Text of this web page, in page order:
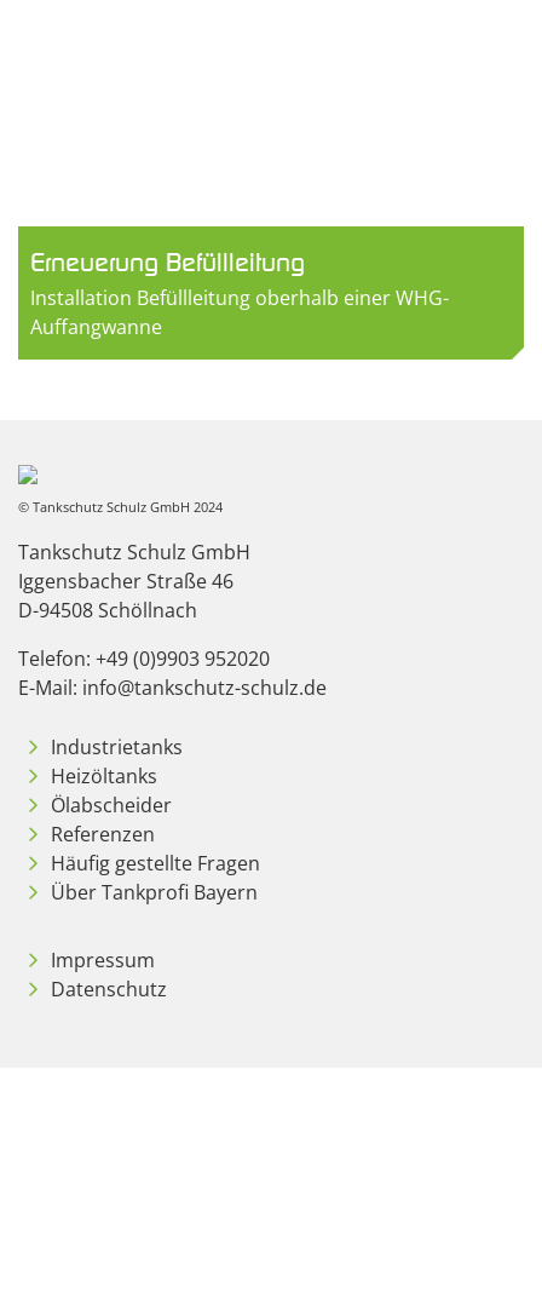
Erneuerung Befüllleitung
Installation Befüllleitung oberhalb einer WHG-
Auffangwanne
© Tankschutz Schulz GmbH 2024
Tankschutz Schulz GmbH
Iggensbacher Straße 46
D-94508 Schöllnach
Telefon: +49 (0)9903 952020
E-Mail: info@tankschutz-schulz.de
Industrietanks
Heizöltanks
Ölabscheider
Referenzen
Häufig gestellte Fragen
Über Tankprofi Bayern
Impressum
Datenschutz